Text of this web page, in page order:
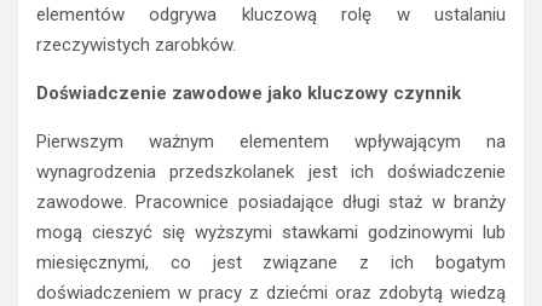
elementów odgrywa kluczową rolę w ustalaniu
rzeczywistych zarobków.
Doświadczenie zawodowe jako kluczowy czynnik
Pierwszym ważnym elementem wpływającym na
wynagrodzenia przedszkolanek jest ich doświadczenie
zawodowe. Pracownice posiadające długi staż w branży
mogą cieszyć się wyższymi stawkami godzinowymi lub
miesięcznymi, co jest związane z ich bogatym
doświadczeniem w pracy z dziećmi oraz zdobytą wiedzą